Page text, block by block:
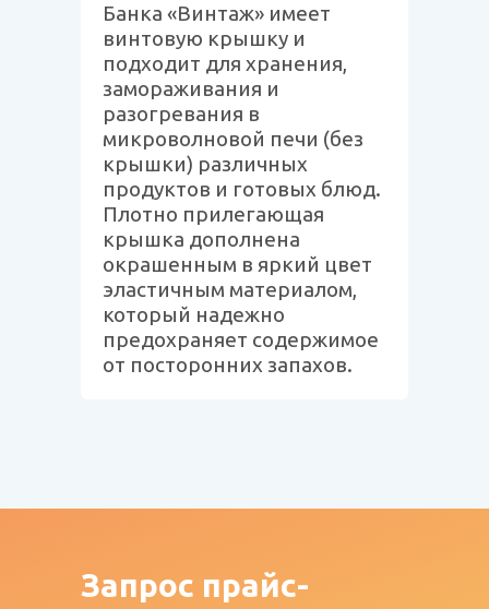
Банка «Винтаж» имеет
винтовую крышку и
подходит для хранения,
замораживания и
разогревания в
микроволновой печи (без
крышки) различных
продуктов и готовых блюд.
Плотно прилегающая
крышка дополнена
окрашенным в яркий цвет
эластичным материалом,
который надежно
предохраняет содержимое
от посторонних запахов.
Запрос прайс-